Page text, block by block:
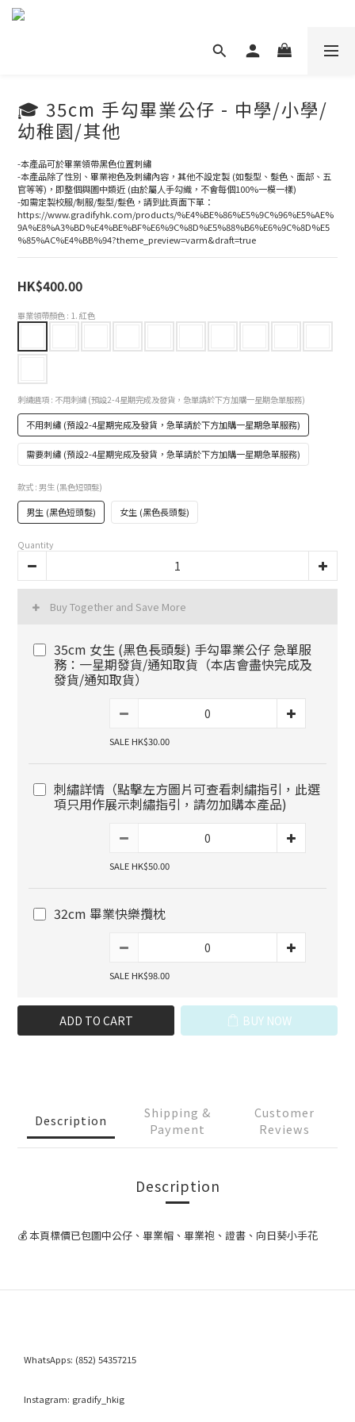
🎓 35cm 手勾畢業公仔 - 中學/小學/
幼稚園/其他
-本產品可於畢業領帶黑色位置刺繡
-本產品除了性別、畢業袍色及刺繡內容，其他不設定製 (如髮型、髮色、面部、五
官等等)，即整個與圖中類近 (由於屬人手勾織，不會每個100%一模一樣)
-如需定製校服/制服/髮型/髮色，請到此頁面下單：
https://www.gradifyhk.com/products/%E4%BE%86%E5%9C%96%E5%AE%
9A%E8%A3%BD%E4%BE%BF%E6%9C%8D%E5%88%B6%E6%9C%8D%E5
%85%AC%E4%BB%94?theme_preview=varm&draft=true
HK$400.00
畢業領帶顏色 : 1. 紅色
刺繡選項 : 不用刺繡 (預設2-4星期完成及發貨，急單請於下方加購一星期急單服務)
不用刺繡 (預設2-4星期完成及發貨，急單請於下方加購一星期急單服務)
需要刺繡 (預設2-4星期完成及發貨，急單請於下方加購一星期急單服務)
款式 : 男生 (黑色短頭髮)
男生 (黑色短頭髮) 女生 (黑色長頭髮)
Quantity
Buy Together and Save More
35cm 女生 (黑色長頭髮) 手勾畢業公仔 急單服
務：一星期發貨/通知取貨（本店會盡快完成及
發貨/通知取貨）
SALE HK$30.00
刺繡詳情（點擊左方圖片可查看刺繡指引，此選
項只用作展示刺繡指引，請勿加購本產品)
SALE HK$50.00
32cm 畢業快樂攬枕
SALE HK$98.00
ADD TO CART BUY NOW
Description
Shipping &
Payment
Customer
Reviews
Description
💰 本頁標價已包圖中公仔、畢業帽、畢業袍、證書、向日葵小手花
WhatsApps: (852) 54357215
Instagram: gradify_hkig